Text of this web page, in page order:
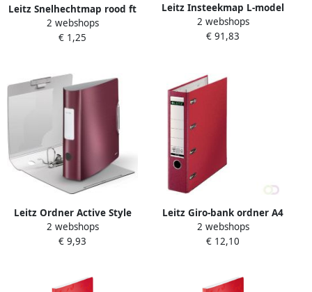
Leitz Snelhechtmap rood ft
A5 doos van 25 stuks
2 webshops
€ 1,25
Leitz Insteekmap L-model
Premium copy safe 0.15mm
PVC A4 rood 100 stuks
2 webshops
€ 91,83
Leitz Ordner Active Style
rug van 7 5 cm granaatrood
2 webshops
€ 9,93
Leitz Giro-bank ordner A4
met dubbele mechaniek
80mm PP rood
2 webshops
€ 12,10